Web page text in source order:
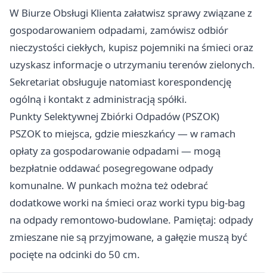
W Biurze Obsługi Klienta załatwisz sprawy związane z
gospodarowaniem odpadami, zamówisz odbiór
nieczystości ciekłych, kupisz pojemniki na śmieci oraz
uzyskasz informacje o utrzymaniu terenów zielonych.
Sekretariat obsługuje natomiast korespondencję
ogólną i kontakt z administracją spółki.
Punkty Selektywnej Zbiórki Odpadów (PSZOK)
PSZOK to miejsca, gdzie mieszkańcy — w ramach
opłaty za gospodarowanie odpadami — mogą
bezpłatnie oddawać posegregowane odpady
komunalne. W punkach można też odebrać
dodatkowe worki na śmieci oraz worki typu big-bag
na odpady remontowo-budowlane. Pamiętaj: odpady
zmieszane nie są przyjmowane, a gałęzie muszą być
pocięte na odcinki do 50 cm.